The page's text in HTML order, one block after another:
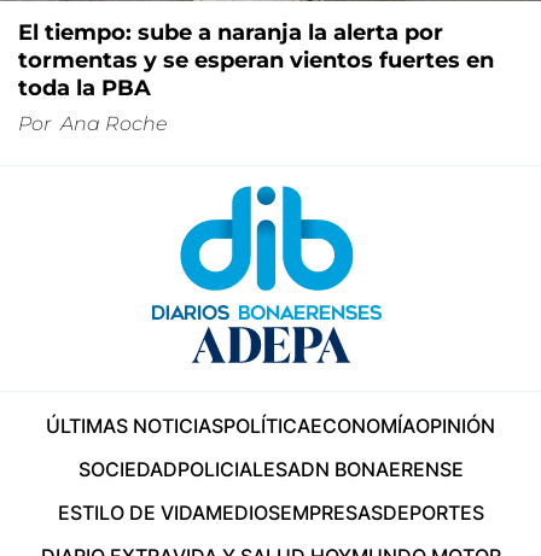
El tiempo: sube a naranja la alerta por
tormentas y se esperan vientos fuertes en
toda la PBA
Por Ana Roche
ÚLTIMAS NOTICIASPOLÍTICAECONOMÍAOPINIÓN
SOCIEDADPOLICIALESADN BONAERENSE
ESTILO DE VIDAMEDIOSEMPRESASDEPORTES